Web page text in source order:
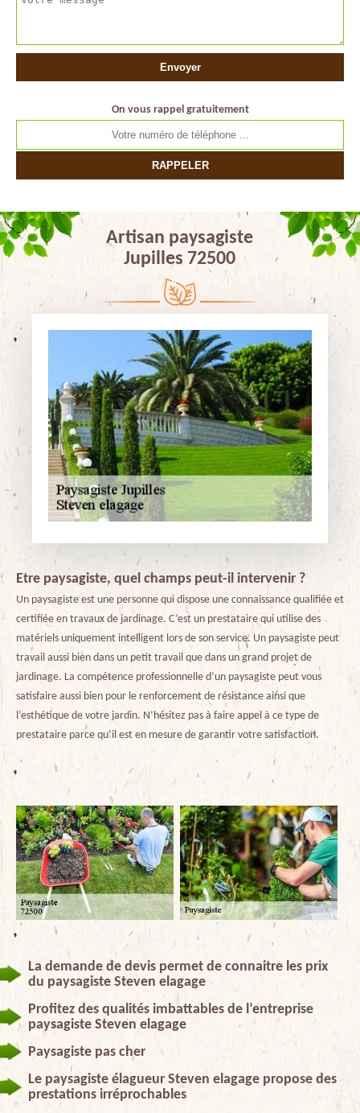
On vous rappel gratuitement
Artisan paysagiste
Jupilles 72500
Etre paysagiste, quel champs peut-il intervenir ?
Un paysagiste est une personne qui dispose une connaissance qualifiée et
certifiée en travaux de jardinage. C’est un prestataire qui utilise des
matériels uniquement intelligent lors de son service. Un paysagiste peut
travail aussi bien dans un petit travail que dans un grand projet de
jardinage. La compétence professionnelle d’un paysagiste peut vous
satisfaire aussi bien pour le renforcement de résistance ainsi que
l’esthétique de votre jardin. N’hésitez pas à faire appel à ce type de
prestataire parce qu’il est en mesure de garantir votre satisfaction.
La demande de devis permet de connaitre les prix
du paysagiste Steven elagage
Profitez des qualités imbattables de l’entreprise
paysagiste Steven elagage
Paysagiste pas cher
Le paysagiste élagueur Steven elagage propose des
prestations irréprochables